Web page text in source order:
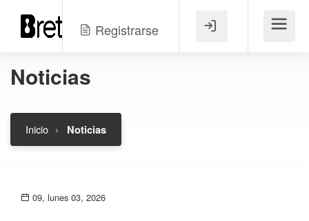
Registrarse Menú
Noticias
Inicio Noticias
09, lunes 03, 2026